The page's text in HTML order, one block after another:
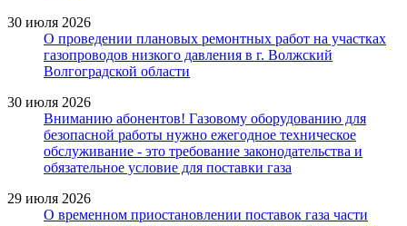
30 июля 2026
О проведении плановых ремонтных работ на участках
газопроводов низкого давления в г. Волжский
Волгоградской области
30 июля 2026
Вниманию абонентов! Газовому оборудованию для
безопасной работы нужно ежегодное техническое
обслуживание - это требование законодательства и
обязательное условие для поставки газа
29 июля 2026
О временном приостановлении поставок газа части